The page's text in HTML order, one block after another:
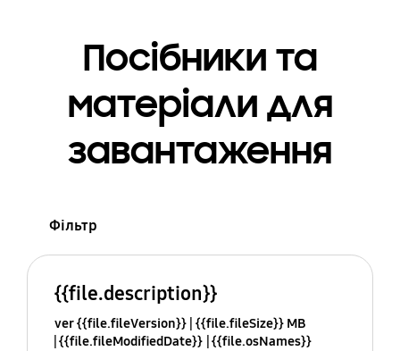
Посібники та
матеріали для
завантаження
Фільтр
{{file.description}}
ver {{file.fileVersion}} {{file.fileSize}} MB
{{file.fileModifiedDate}} {{file.osNames}}